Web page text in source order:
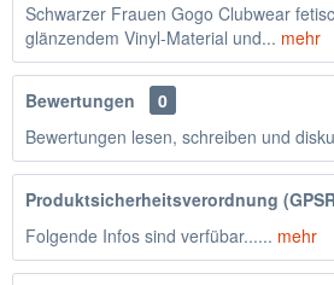
Schwarzer Frauen Gogo Clubwear
glänzendem Vinyl-Material und... mehr
Bewertungen
0
Bewertungen lesen, schreiben und
Produktsicherheitsverordnung
Folgende Infos sind verfübar...... mehr